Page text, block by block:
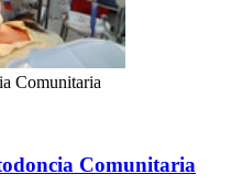
Comunitaria
Comunitaria